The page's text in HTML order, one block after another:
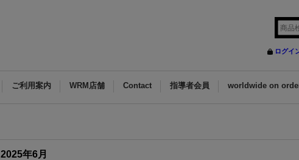
ログイ
ご利用案内 WRM店舗 Contact 指導者会員 worldwide on
2025年6月